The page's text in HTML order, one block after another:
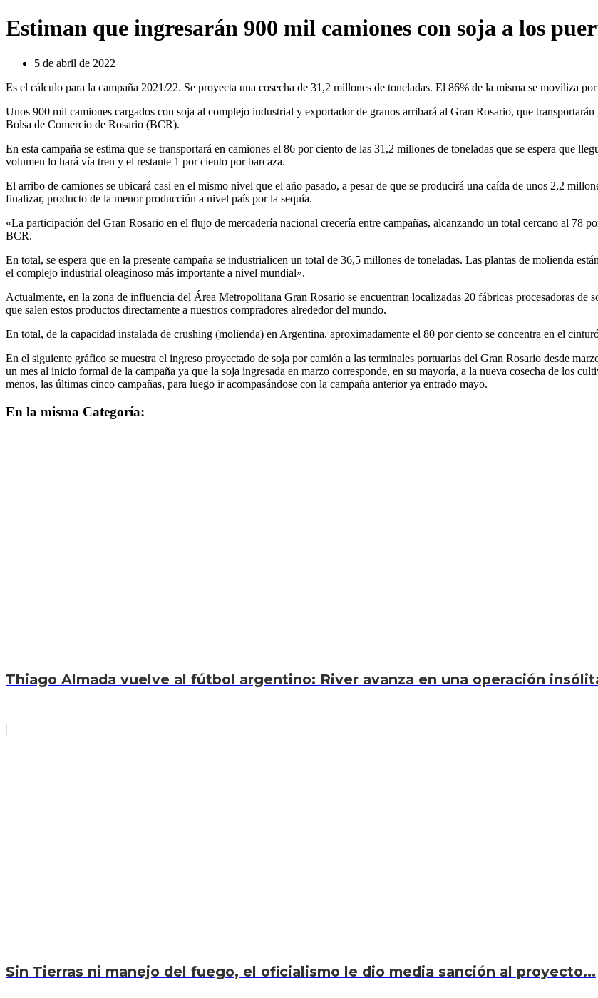
Estiman que ingresarán 900 mil camiones con soja a los
5 de abril de 2022
Es el cálculo para la campaña 2021/22. Se proyecta una cosecha de 31,2 millones de toneladas. El 86% de la misma se moviliza
Unos 900 mil camiones cargados con soja al complejo industrial y exportador de granos arribará al Gran Rosario, que
Bolsa de Comercio de Rosario (BCR).
En esta campaña se estima que se transportará en camiones el 86 por ciento de las 31,2 millones de toneladas que se espera que
volumen lo hará vía tren y el restante 1 por ciento por barcaza.
El arribo de camiones se ubicará casi en el mismo nivel que el año pasado, a pesar de que se producirá una caída de unos 2,2
finalizar, producto de la menor producción a nivel país por la sequía.
«La participación del Gran Rosario en el flujo de mercadería nacional crecería entre campañas, alcanzando un total cercano al 78
BCR.
En total, se espera que en la presente campaña se industrialicen un total de 36,5 millones de toneladas. Las plantas de molienda
el complejo industrial oleaginoso más importante a nivel mundial».
Actualmente, en la zona de influencia del Área Metropolitana Gran Rosario se encuentran localizadas 20 fábricas procesadoras de
que salen estos productos directamente a nuestros compradores alrededor del mundo.
En total, de la capacidad instalada de crushing (molienda) en Argentina, aproximadamente el 80 por ciento se concentra en el
En el siguiente gráfico se muestra el ingreso proyectado de soja por camión a las terminales portuarias del Gran Rosario desde
un mes al inicio formal de la campaña ya que la soja ingresada en marzo corresponde, en su mayoría, a la nueva cosecha de los
menos, las últimas cinco campañas, para luego ir acompasándose con la campaña anterior ya entrado mayo.
En la misma Categoría:
Thiago Almada vuelve al fútbol argentino: River avanza en una operación
Sin Tierras ni manejo del fuego, el oficialismo le dio media sanción al proyecto...